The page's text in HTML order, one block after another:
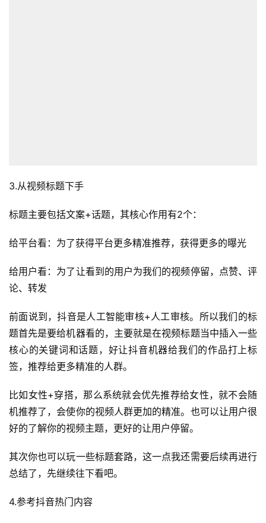
首
页
全
球
开
店
跨
境
百
科
社
媒
销
3.从视频标题下手
标题主要包括文案+话题，其核心作用有2个：
给平台看：为了获得平台更多精准推荐，获得更多的曝光
给用户看：为了让看到的用户为我们的视频停留，点赞、评
论、转发
前面说到，抖音是人工智能审核+人工审核。所以我们的标
题首先是要给机器看的，主要就是在视频标题当中插入一些
核心的关键词和话题，好让抖音机器给我们的作品打上标
签，推荐给更多精准的人群。
比如女性+穿搭，那么系统就会优先推荐给女性，就不会随
机推荐了，会使你的视频人群更加的精准。也可以让用户很
好的了解你的视频主题，更好的让用户停留。
其次你也可以玩一些标题套路，这一点我还需要后续再进行
总结了，先继续往下看吧。
4.参考抖音热门内容